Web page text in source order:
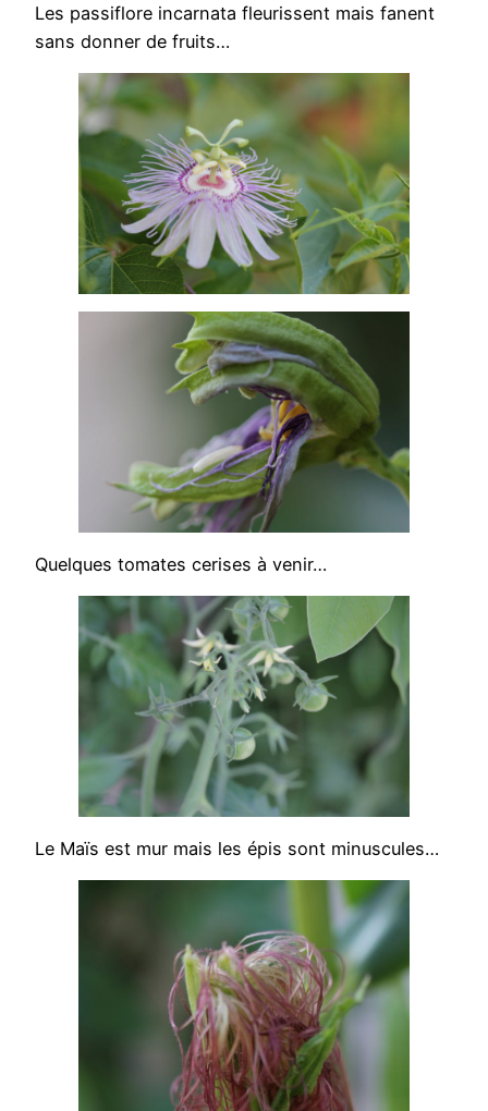
Les passiflore incarnata fleurissent mais fanent
sans donner de fruits…
Quelques tomates cerises à venir…
Le Maïs est mur mais les épis sont minuscules…